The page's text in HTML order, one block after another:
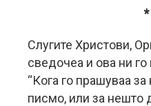
*
Слугите Христови,
сведочеа и ова ни
“Кога го прашуваа
писмо, или за нешто